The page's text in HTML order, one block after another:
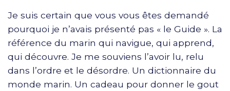
Je suis certain que vous vous êtes demandé
pourquoi je n’avais présenté pas « le Guide ». La
référence du marin qui navigue, qui apprend,
qui découvre. Je me souviens l’avoir lu, relu
dans l’ordre et le désordre. Un dictionnaire du
monde marin. Un cadeau pour donner le gout